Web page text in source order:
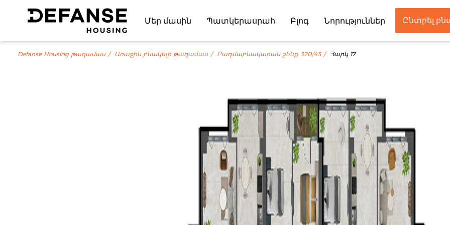
Մեր մասին Պատկերասրահ Բլոգ Նորություններ Ընտրել
Defanse Housing թաղամաս Առաջին բնակելի թաղամաս Բազմաբնակարան շենք 320/43 Հարկ 17